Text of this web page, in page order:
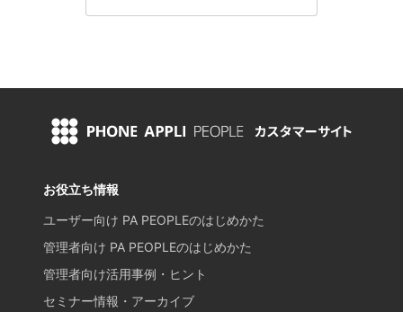
お役立ち情報
ユーザー向け PA PEOPLEのはじめかた
管理者向け PA PEOPLEのはじめかた
管理者向け活用事例・ヒント
セミナー情報・アーカイブ